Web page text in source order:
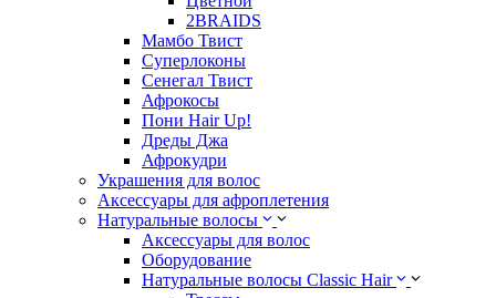
2BRAIDS
Мамбо Твист
Суперлоконы
Сенегал Твист
Афрокосы
Пони Hair Up!
Дреды Джа
Афрокудри
Украшения для волос
Аксессуары для афроплетения
Натуральные волосы
Аксессуары для волос
Оборудование
Натуральные волосы Classic Hair